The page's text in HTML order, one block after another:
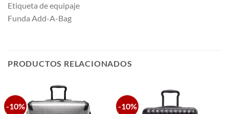
Etiqueta de equipaje
Funda Add-A-Bag
PRODUCTOS RELACIONADOS
-10% -10%